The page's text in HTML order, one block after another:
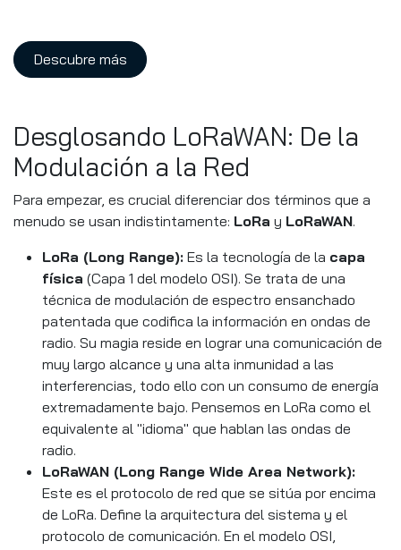
Descubre más
Desglosando LoRaWAN: De la
Modulación a la Red
Para empezar, es crucial diferenciar dos términos que a
menudo se usan indistintamente: LoRa y LoRaWAN.
LoRa (Long Range): Es la tecnología de la capa
física (Capa 1 del modelo OSI). Se trata de una
técnica de modulación de espectro ensanchado
patentada que codifica la información en ondas de
radio. Su magia reside en lograr una comunicación de
muy largo alcance y una alta inmunidad a las
interferencias, todo ello con un consumo de energía
extremadamente bajo. Pensemos en LoRa como el
equivalente al "idioma" que hablan las ondas de
radio.
LoRaWAN (Long Range Wide Area Network):
Este es el protocolo de red que se sitúa por encima
de LoRa. Define la arquitectura del sistema y el
protocolo de comunicación. En el modelo OSI,